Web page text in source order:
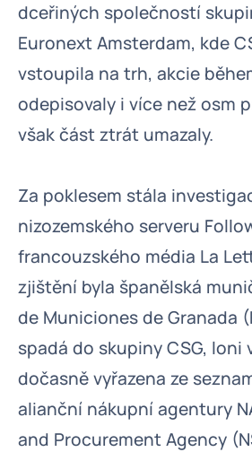
dceřiných společností
Euronext Amsterdam, kde
vstoupila na trh, akcie
odepisovaly i více než osm
však část ztrát umazaly.
Za poklesem stála
nizozemského serveru
francouzského média La
zjištění byla španělská
de Municiones de Granada
spadá do skupiny CSG, loni
dočasně vyřazena ze
alianční nákupní agentury
and Procurement Agency